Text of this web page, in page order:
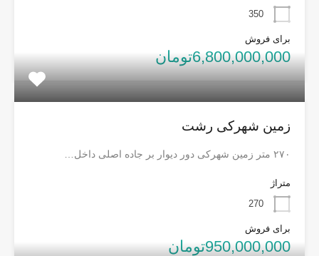
350
برای فروش
6,800,000,000تومان
زمین شهرکی رشت
۲۷۰ متر زمین شهرکی دور دیوار بر جاده اصلی داخل…
متراژ
270
برای فروش
950,000,000تومان